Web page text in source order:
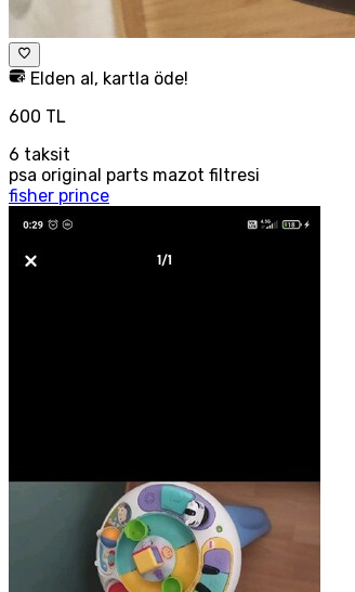
Elden al, kartla öde!
600 TL
6 taksit
psa original parts mazot filtresi
fisher prince